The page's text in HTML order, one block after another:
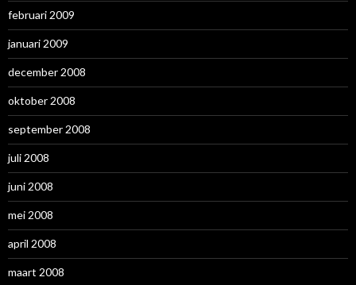
februari 2009
januari 2009
december 2008
oktober 2008
september 2008
juli 2008
juni 2008
mei 2008
april 2008
maart 2008